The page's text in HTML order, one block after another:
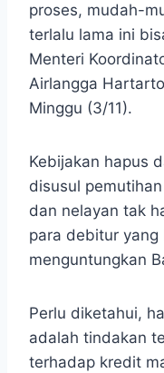
proses, mudah-
terlalu lama ini
Menteri
Airlangga
Minggu (3/11).
Kebijakan hapus
disusul
dan nelayan tak
para debitur yang
menguntungkan
Perlu diketahui,
adalah tindakan
terhadap kredit